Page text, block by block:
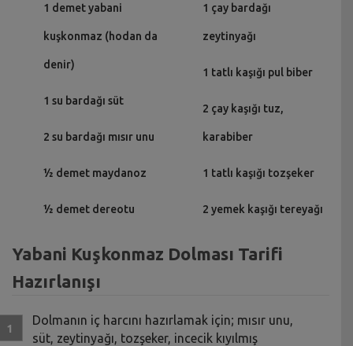
1 demet yabani
kuşkonmaz (hodan da
denir)
1 su bardağı süt
2 su bardağı mısır unu
½ demet maydanoz
½ demet dereotu
1 çay bardağı
zeytinyağı
1 tatlı kaşığı pul biber
2 çay kaşığı tuz,
karabiber
1 tatlı kaşığı tozşeker
2 yemek kaşığı tereyağı
Yabani Kuşkonmaz Dolması Tarifi
Hazırlanışı
Dolmanın iç harcını hazırlamak için; mısır unu,
süt, zeytinyağı, tozşeker, incecik kıyılmış